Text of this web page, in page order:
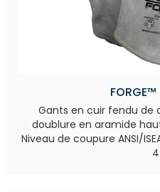
Gants en cuir fendu de
doublure en aramide
Niveau de coupure ANSI/
4